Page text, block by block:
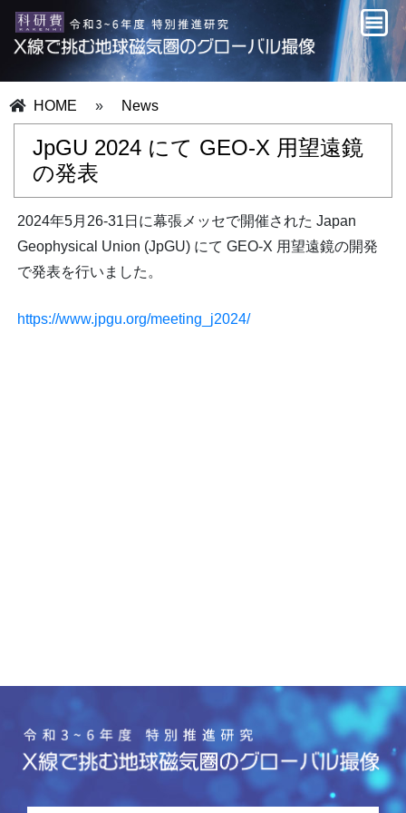
HOME » News
JpGU 2024 にて GEO-X 用望遠鏡
の発表
2024年5月26-31日に幕張メッセで開催された Japan
Geophysical Union (JpGU) にて GEO-X 用望遠鏡の開発
で発表を行いました。
https://www.jpgu.org/meeting_j2024/